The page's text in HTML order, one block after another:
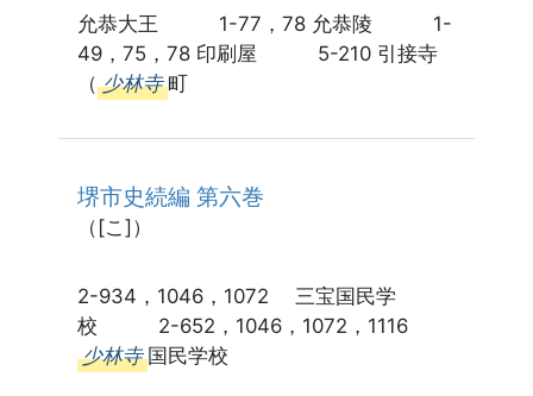
允恭大王 1-77，78 允恭陵 1-
49，75，78 印刷屋 5-210 引接寺
（ 少林寺 町
堺市史続編 第六巻
（[こ]）
2-934，1046，1072 三宝国民学
校 2-652，1046，1072，1116
少林寺 国民学校